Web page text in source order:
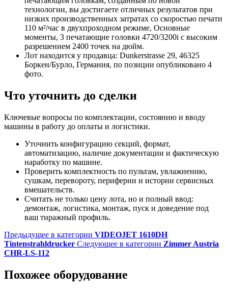
технологии, вы достигаете отличных результатов при
низких производственных затратах со скоростью печати
110 м²/час в двухпроходном режиме, Основные
моменты, 3 печатающие головки 4720/3200i с высоким
разрешением 2400 точек на дюйм.
Лот находится у продавца: Dunkerstrasse 29, 46325
Боркен/Бурло, Германия, по позиции опубликовано 4
фото.
Что уточнить до сделки
Ключевые вопросы по комплектации, состоянию и вводу
машины в работу до оплаты и логистики.
Уточнить конфигурацию секций, формат,
автоматизацию, наличие документации и фактическую
наработку по машине.
Проверить комплектность по пультам, увлажнению,
сушкам, перевороту, периферии и истории сервисных
вмешательств.
Считать не только цену лота, но и полный ввод:
демонтаж, логистика, монтаж, пуск и доведение под
ваш тиражный профиль.
Предыдущее в категории VIDEOJET 1610DH
Tintenstrahldrucker Следующее в категории Zimmer Austria
CHR-LS-112
Похожее оборудование